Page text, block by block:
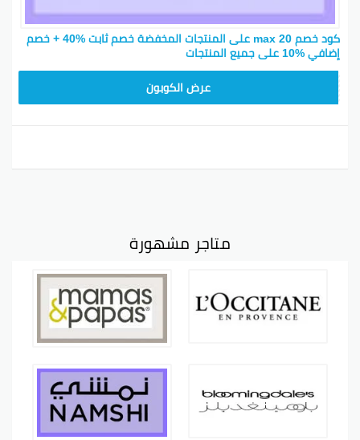
كود خصم max 20 على المنتجات المخفضة خصم ثابت %40 + خصم
إضافي %10 على جميع المنتجات
عرض الكوبون
متاجر مشهورة